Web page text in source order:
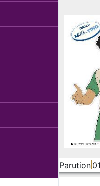
Parution